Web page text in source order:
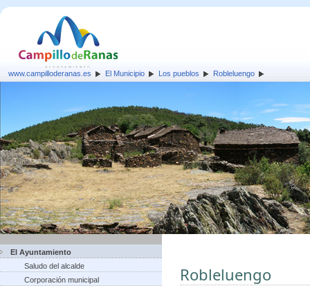
www.campilloderanas.es El Municipio Los pueblos Robleluengo
El Ayuntamiento
Saludo del alcalde
Corporación municipal
Robleluengo